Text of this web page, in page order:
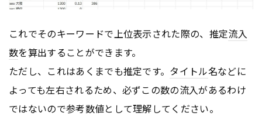
これでそのキーワードで上位表示された際の、推定流入
数を算出することができます。
ただし、これはあくまでも推定です。 タイトル名などに
よっても左右されるため、必ずこの数の流入があるわけ
ではないので参考数値として理解してください。